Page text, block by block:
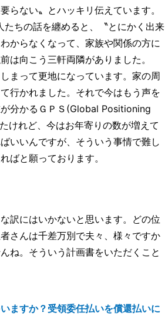
らない〟とハッキリ伝えています。
ちの話を纏めると、〝とにかく出来
からなくなって、家族や関係の方に
は向こう三軒両隣がありました。
まって更地になっています。家の周
行かれました。それで今はもう声を
分かるＧＰＳ(Global Positioning
けれど、今はお年寄りの数が増えて
いいんですが、そういう事情で難し
ばと願っております。
訳にはいかないと思います。どの位
さんは千差万別で夫々、様々ですか
ね。そういう計画書をいただくこと
ますか？受領委任払いを償還払いに